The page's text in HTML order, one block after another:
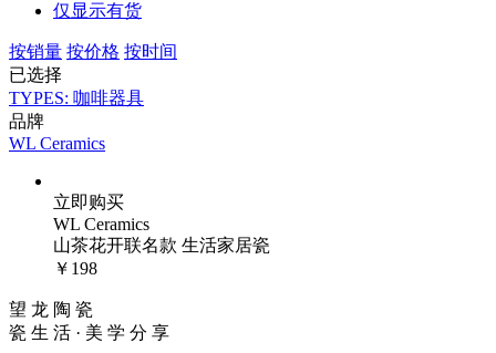
仅显示有货
按销量 按价格 按时间
已选择
TYPES: 咖啡器具
品牌
WL Ceramics
立即购买
WL Ceramics
山茶花开联名款 生活家居瓷
￥198
望 龙 陶 瓷
瓷 生 活 · 美 学 分 享